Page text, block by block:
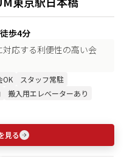
歩4分
応する利便性の高い会
OK
スタッフ常駐
搬入用エレベーターあり
見る